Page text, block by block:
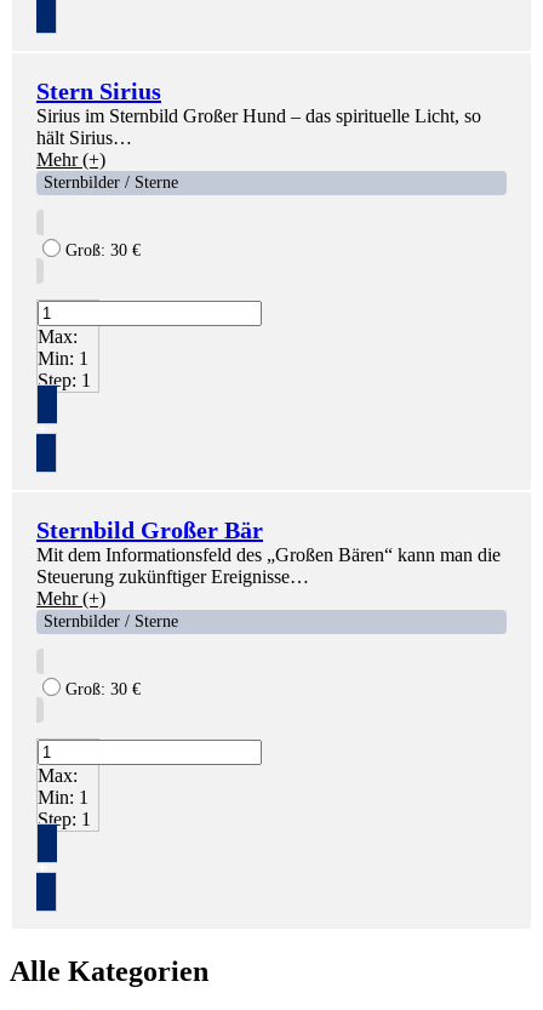
Stern Sirius
Sirius im Sternbild Großer Hund – das spirituelle Licht, so
hält Sirius…
Mehr (+)
Sternbilder / Sterne
Groß: 30 €
Max:
Min: 1
Step: 1
+
Sternbild Großer Bär
Mit dem Informationsfeld des „Großen Bären“ kann man die
Steuerung zukünftiger Ereignisse…
Mehr (+)
Sternbilder / Sterne
Groß: 30 €
Max:
Min: 1
Step: 1
+
Alle Kategorien